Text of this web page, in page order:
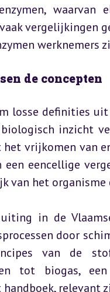
vergelijkingen
werknemers
de concepten
losse definities
inzicht
vrijkomen van
eencellige
van het organisme
in de
door
van de
tot biogas,
relevant